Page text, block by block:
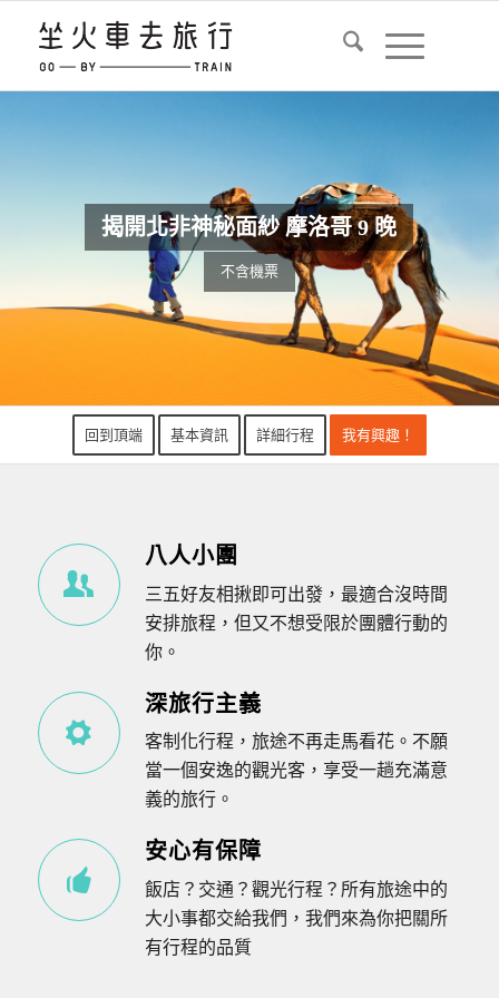
揭開北非神秘面紗 摩洛哥 9 晚
不含機票
回到頂端 基本資訊 詳細行程 我有興趣！
八人小團
三五好友相揪即可出發，最適合沒時間
安排旅程，但又不想受限於團體行動的
你。
深旅行主義
客制化行程，旅途不再走馬看花。不願
當一個安逸的觀光客，享受一趟充滿意
義的旅行。
安心有保障
飯店？交通？觀光行程？所有旅途中的
大小事都交給我們，我們來為你把關所
有行程的品質